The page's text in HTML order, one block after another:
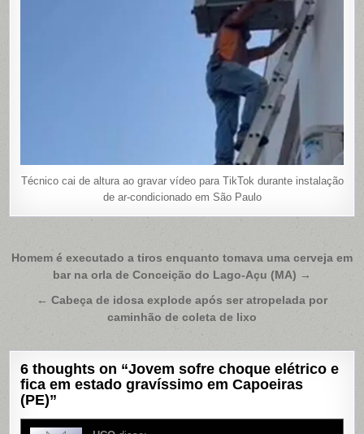
Técnico cai de altura ao gravar vídeo para TikTok durante instalação
de ar-condicionado em São Paulo
Navegação
Post
Homem é executado a tiros enquanto tomava uma cerveja em
bar na orla de Conceição do Lago-Açu (MA) →
← Cabeça de idosa explode após ser atropelada por
caminhão de coleta de lixo
6 thoughts on “Jovem sofre choque elétrico e
fica em estado gravíssimo em Capoeiras
(PE)”